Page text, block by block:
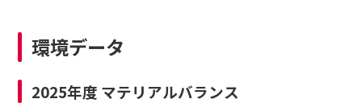
環境データ
2025年度 マテリアルバランス